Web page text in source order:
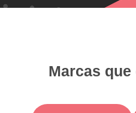
Marcas